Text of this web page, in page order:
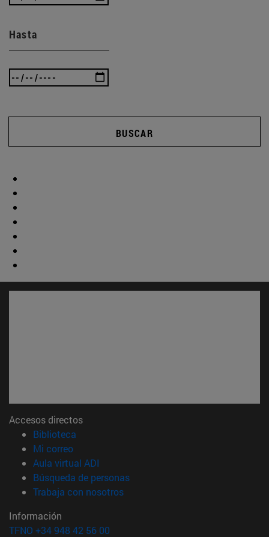
Hasta
BUSCAR
Accesos directos
Biblioteca
Mi correo(abre en nueva ventana)
Aula virtual ADI
Búsqueda de personas(abre en nueva ventana)
Trabaja con nosotros(abre en nueva ventana)
Información
TFNO +34 948 42 56 00